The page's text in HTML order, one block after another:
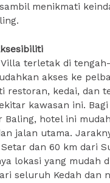
menikmati
terletak di
akses ke
restoran, kedai, dan
kawasan ini.
Baling, hotel ini
jalan utama.
dan 60 km dari
lokasi yang mudah
seluruh Kedah dan